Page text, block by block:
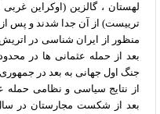
لهستان ، گالزین (اوکراین غربی
ترییست) از آن جدا شدند و پس از
منظور از ایران شناسی در
بعد از حمله عثمانی ها در
جنگ اول جهانی به بعد در
از نتایج سیاسی و نظامی